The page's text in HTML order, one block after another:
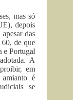
mas só
depois
das
60, de que
e Portugal
A
em
é
se